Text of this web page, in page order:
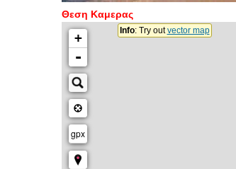
Θεση Καμερας